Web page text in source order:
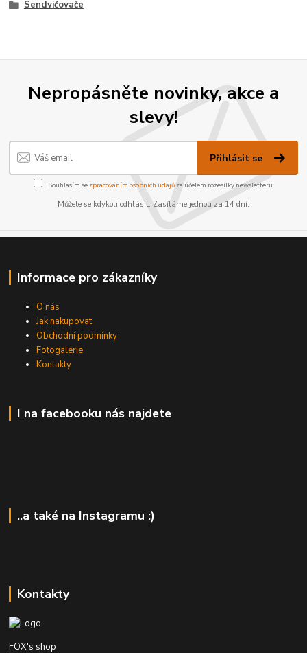
Sendvičovače
Nepropásněte novinky, akce a
slevy!
Přihlásit se
Souhlasím se zpracováním osobních údajůza účelem rozesílky newsletteru.
Můžete se kdykoli odhlásit. Zasíláme jednou za 14 dní.
Informace pro zákazníky
O nás
Jak nakupovat
Obchodní podmínky
Fotogalerie
Kontakty
I na facebooku nás najdete
..a také na Instagramu :)
Kontakty
FOX's shop